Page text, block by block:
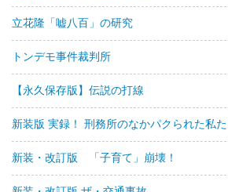
立花隆「嘘八百」の研究
トンデモ事件裁判所
【永久保存版】伝説の打線
新装版 実録！ 刑務所のなかパクられた私た
新装・改訂版 「子育て」崩壊！